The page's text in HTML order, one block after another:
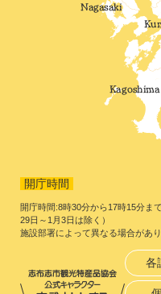
開庁時間
開庁時間:8時30分から17時15分ま
29日～1月3日は除く）
施設部署によって異なる場合があり
各